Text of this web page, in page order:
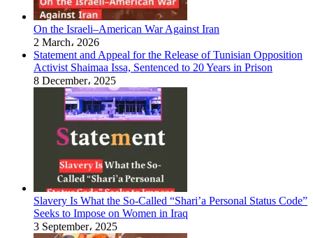
On the Israeli–American War Against Iran
2 March، 2026
Statement and Appeal for the Release of Tunisian Opposition
Activist Shaimaa Issa, Sentenced to 20 Years in Prison
8 December، 2025
Slavery Is What the So-Called “Shari’a Personal Status Code”
Seeks to Impose on Women in Iraq
3 September، 2025